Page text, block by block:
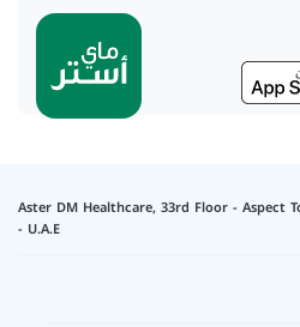
Aster DM Healthcare, 33rd Floor - Aspect
- U.A.E